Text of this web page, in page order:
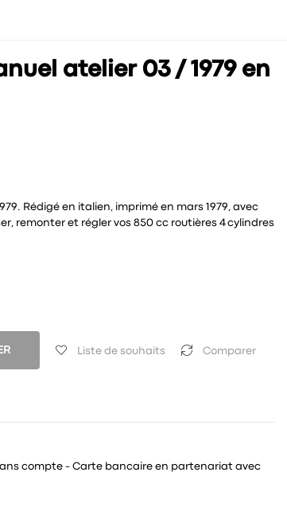
atelier 03 / 1979 en
Rédigé en italien, imprimé en mars 1979, avec
remonter et régler vos 850 cc routières 4 cylindres
Liste de souhaits Comparer
compte - Carte bancaire en partenariat avec